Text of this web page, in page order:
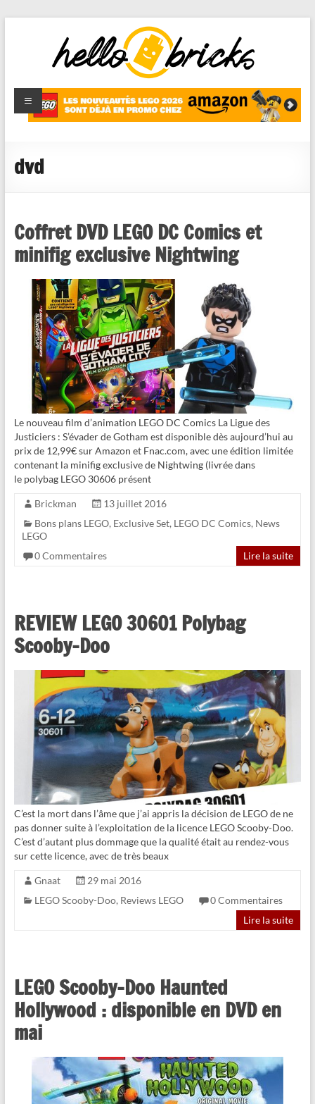
HelloBricks
Blog LEGO,
nouveaut�s
reviews
dvd
Coffret DVD LEGO DC Comics et
minifig exclusive Nightwing
Le nouveau film d’animation LEGO DC Comics La Ligue des
Justiciers : S’évader de Gotham est disponible dès aujourd’hui au
prix de 12,99€ sur Amazon et Fnac.com, avec une édition limitée
contenant la minifig exclusive de Nightwing (livrée dans
le polybag LEGO 30606 présent
Brickman
13 juillet 2016
Bons plans LEGO, Exclusive Set, LEGO DC Comics, News
LEGO
0 Commentaires
Lire la suite
REVIEW LEGO 30601 Polybag
Scooby-Doo
C’est la mort dans l’âme que j’ai appris la décision de LEGO de ne
pas donner suite à l’exploitation de la licence LEGO Scooby-Doo.
C’est d’autant plus dommage que la qualité était au rendez-vous
sur cette licence, avec de très beaux
Gnaat
29 mai 2016
LEGO Scooby-Doo, Reviews LEGO
0 Commentaires
Lire la suite
LEGO Scooby-Doo Haunted
Hollywood : disponible en DVD en
mai